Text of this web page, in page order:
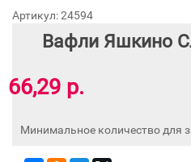
Артикул: 24594
Вафли Яшкино
66,29 р.
Минимальное количество для